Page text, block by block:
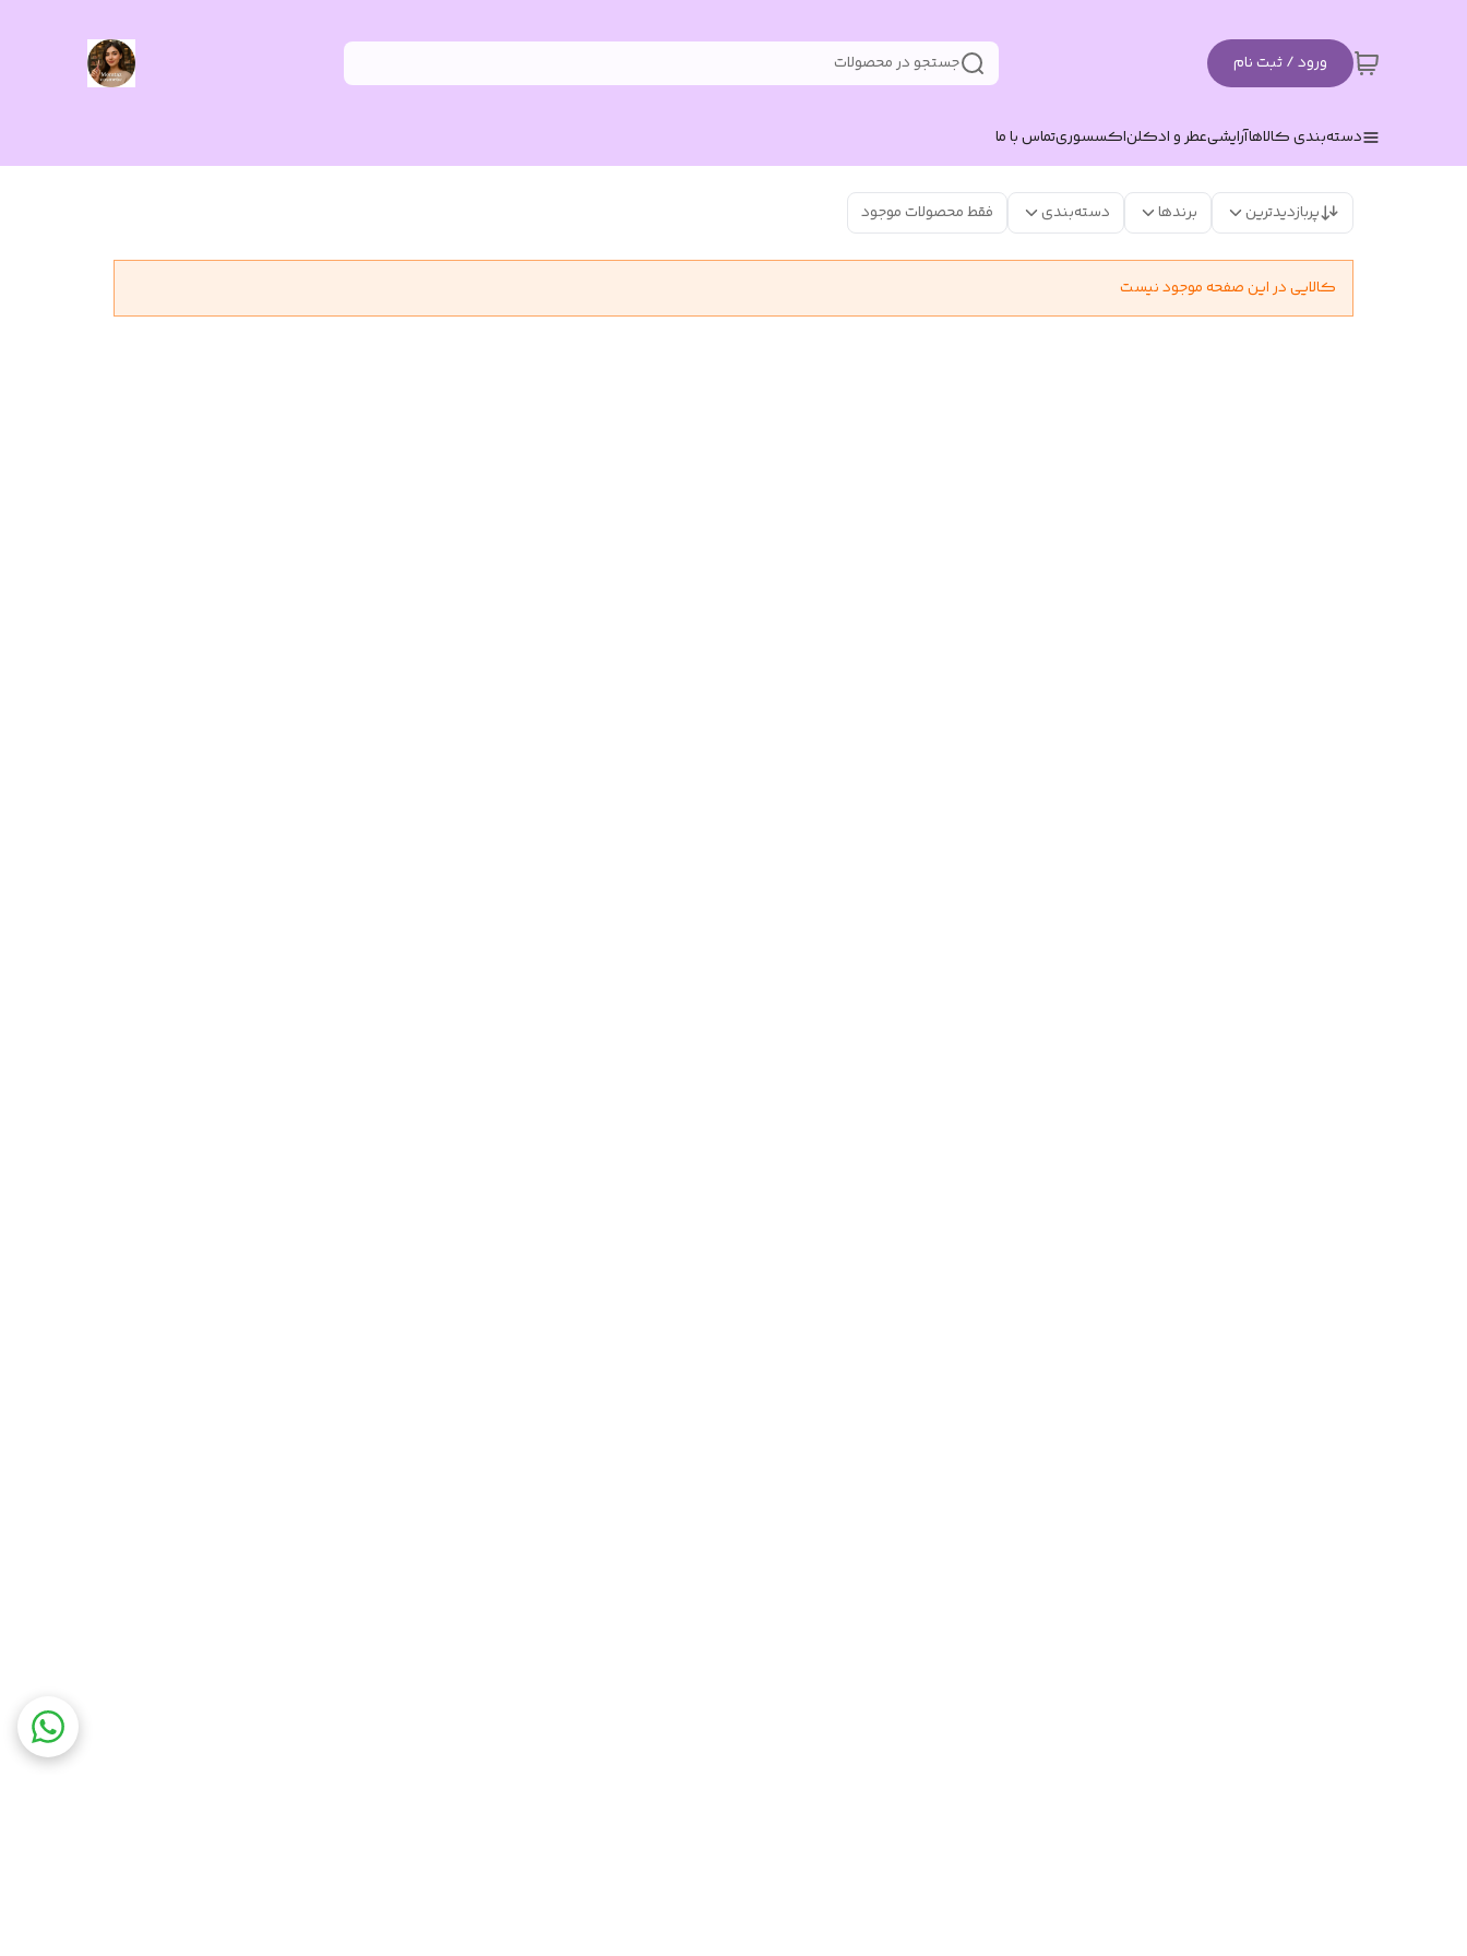
ورود / ثبت نام جستجو در محصولات
دسته‌بندی کالاهاآرایشیعطر و ادکلناکسسوریتماس با ما
پربازدیدترین برندها دسته‌بندی فقط محصولات موجود
کالایی در این صفحه موجود نیست